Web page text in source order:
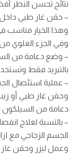
نتائج تحسن النظر
– حقن غاز طبي داخل
وهذا الخيار مناسب
وفِي الجزء العلوي
– وضع دعامة من
بالتبريد فقط
– عملية استئصال
وحقن غاز طبي أو
دعامة من السيلكون
– بالنسبة لعلاج
الجسم الزجاجي مع
وعمل ليزر وحقن